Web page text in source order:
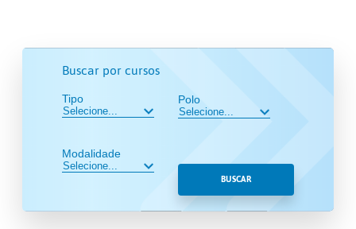
Buscar por cursos
Tipo
Modalidade
Polo
BUSCAR